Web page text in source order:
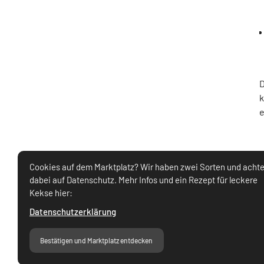
Cookies auf dem Marktplatz? Wir haben zwei Sorten und
dabei auf Datenschutz. Mehr Infos und ein Rezept für leckere
Kekse hier:
Datenschutzerklärung
Bestätigen und Marktplatz entdecken